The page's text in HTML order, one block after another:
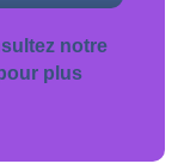
notre
plus